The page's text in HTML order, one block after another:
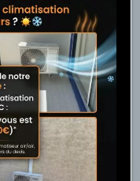
générale
rénovation et